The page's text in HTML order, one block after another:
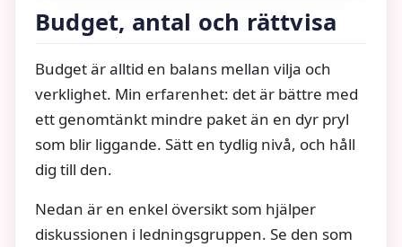
Budget, antal och rättvisa
Budget är alltid en balans mellan vilja och
verklighet. Min erfarenhet: det är bättre med
ett genomtänkt mindre paket än en dyr pryl
som blir liggande. Sätt en tydlig nivå, och håll
dig till den.
Nedan är en enkel översikt som hjälper
diskussionen i ledningsgruppen. Se den som